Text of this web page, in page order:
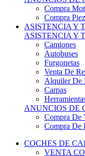
COCHES DE
VENTA
COMPRA
EL BAÚL
FOROS DE
FORO
WRC
ERC
CERA
CERT -
CET / CER
FORO
PRUEBAS
VIDEOS
A
TIENDA